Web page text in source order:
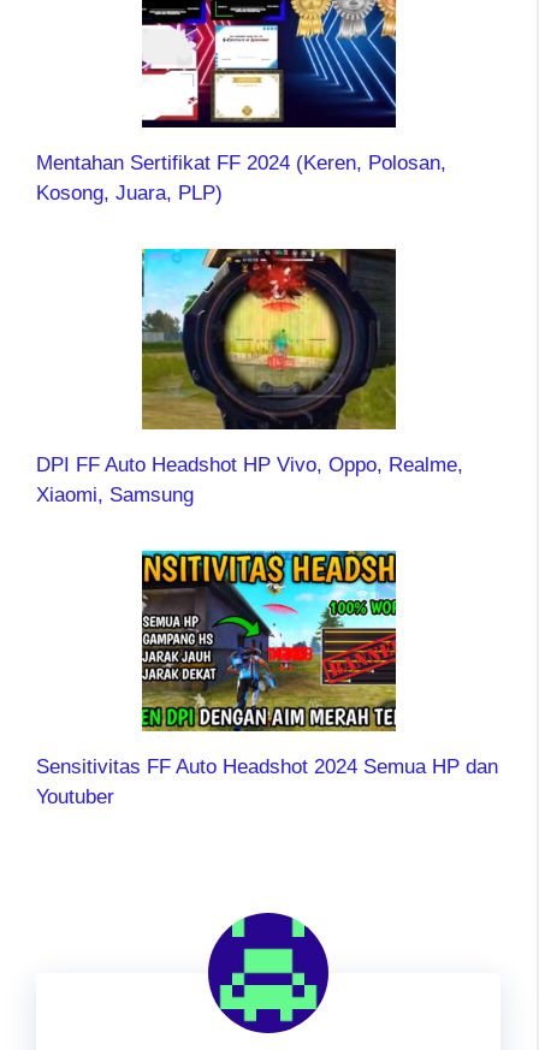
Mentahan Sertifikat FF 2024 (Keren, Polosan,
Kosong, Juara, PLP)
DPI FF Auto Headshot HP Vivo, Oppo, Realme,
Xiaomi, Samsung
Sensitivitas FF Auto Headshot 2024 Semua HP dan
Youtuber